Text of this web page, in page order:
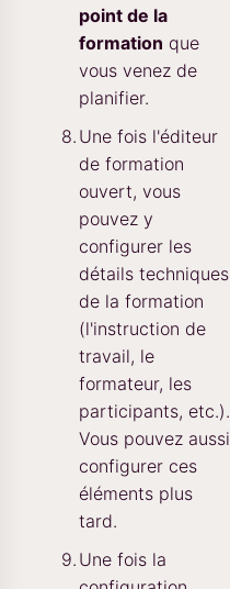
point de la
formation que
vous venez de
planifier.
Une fois l'éditeur
de formation
ouvert, vous
pouvez y
configurer les
détails techniques
de la formation
(l'instruction de
travail, le
formateur, les
participants, etc.).
Vous pouvez aussi
configurer ces
éléments plus
tard.
Une fois la